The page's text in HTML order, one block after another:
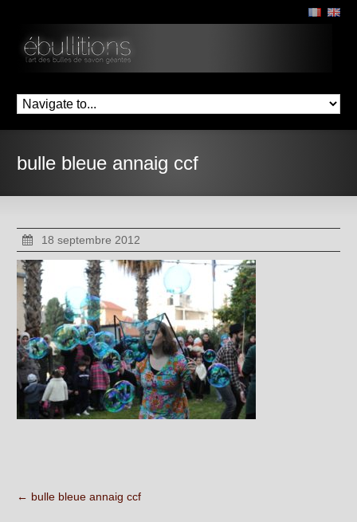
bulle bleue annaig ccf
18 septembre 2012
← bulle bleue annaig ccf